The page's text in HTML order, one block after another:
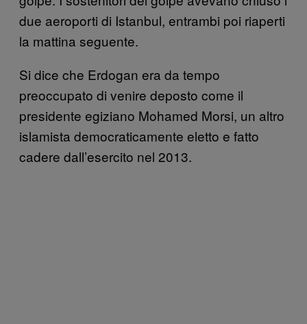
due aeroporti di Istanbul, entrambi poi riaperti
la mattina seguente.
Si dice che Erdogan era da tempo
preoccupato di venire deposto come il
presidente egiziano Mohamed Morsi, un altro
islamista democraticamente eletto e fatto
cadere dall’esercito nel 2013.